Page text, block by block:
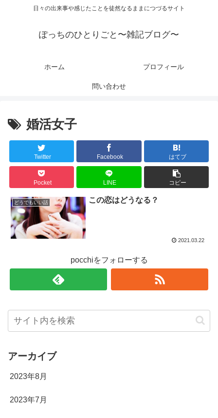
日々の出来事や感じたことを徒然なるままにつづるサイト
ぽっちのひとりごと〜雑記ブログ〜
ホーム プロフィール
問い合わせ
婚活女子
Twitter Facebook はてブ
Pocket LINE コピー
どうでもいい話 この恋はどうなる？
2021.03.22
pocchiをフォローする
アーカイブ
2023年8月
2023年7月